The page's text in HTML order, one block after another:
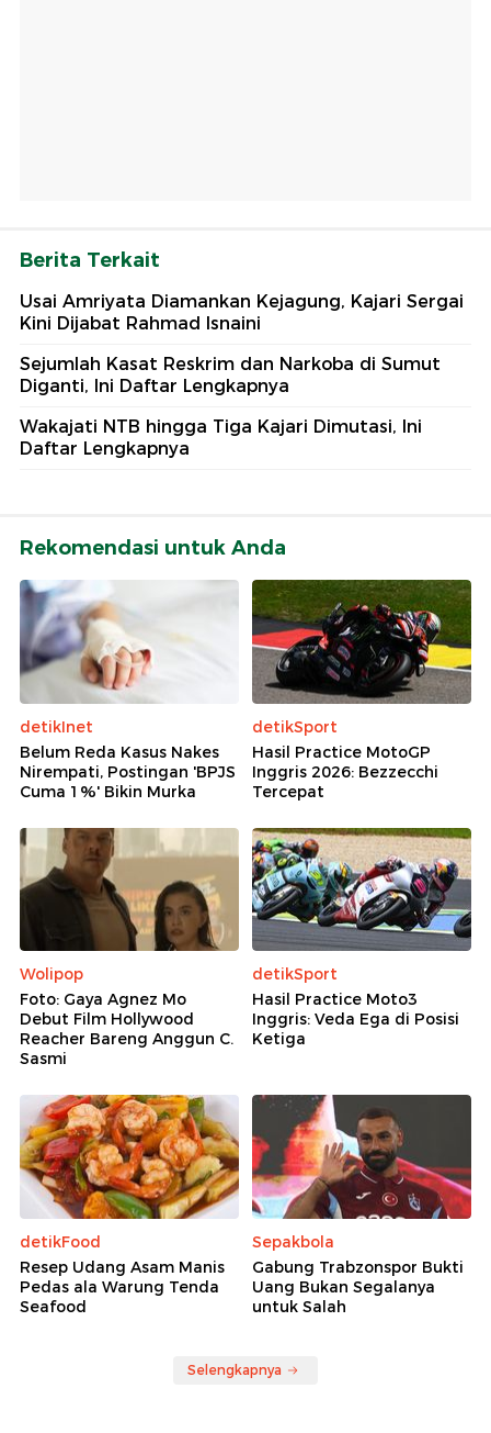
Berita Terkait
Usai Amriyata Diamankan Kejagung, Kajari Sergai
Kini Dijabat Rahmad Isnaini
Sejumlah Kasat Reskrim dan Narkoba di Sumut
Diganti, Ini Daftar Lengkapnya
Wakajati NTB hingga Tiga Kajari Dimutasi, Ini
Daftar Lengkapnya
Rekomendasi untuk Anda
detikInet
Belum Reda Kasus Nakes
Nirempati, Postingan 'BPJS
Cuma 1%' Bikin Murka
detikSport
Hasil Practice MotoGP
Inggris 2026: Bezzecchi
Tercepat
Wolipop
Foto: Gaya Agnez Mo
Debut Film Hollywood
Reacher Bareng Anggun C.
Sasmi
detikSport
Hasil Practice Moto3
Inggris: Veda Ega di Posisi
Ketiga
detikFood
Resep Udang Asam Manis
Pedas ala Warung Tenda
Seafood
Sepakbola
Gabung Trabzonspor Bukti
Uang Bukan Segalanya
untuk Salah
Selengkapnya